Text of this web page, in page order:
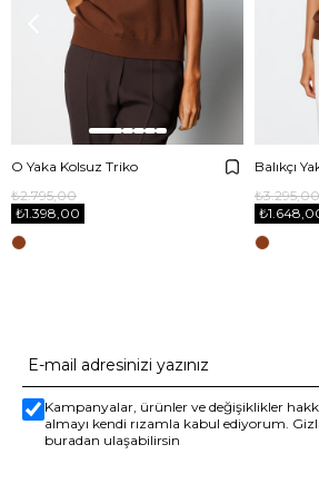
O Yaka Kolsuz Triko
₺1.398,00
₺2.795,00
Balıkçı
₺3.295,00
Kampanyalar, ürünler ve değişiklikler
almayı kendi rızamla kabul ediyorum.
buradan ulaşabilirsin